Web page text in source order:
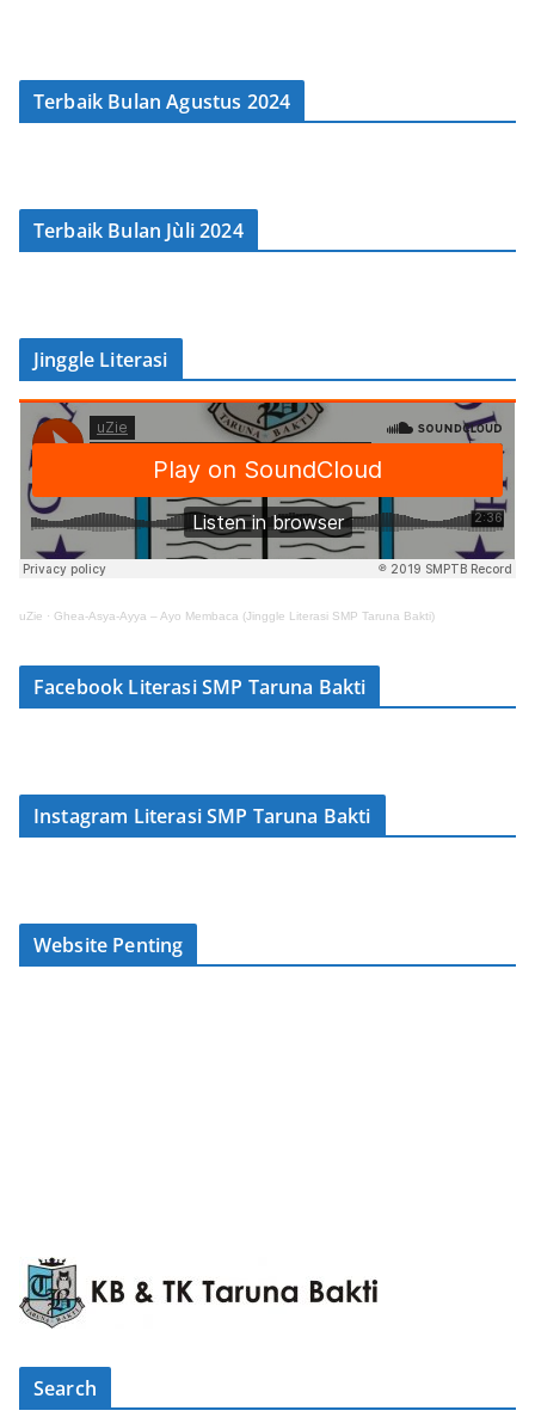
Terbaik Bulan Agustus 2024
Terbaik Bulan Jùli 2024
Jinggle Literasi
uZie · Ghea-Asya-Ayya – Ayo Membaca (Jinggle Literasi SMP Taruna Bakti)
Facebook Literasi SMP Taruna Bakti
Instagram Literasi SMP Taruna Bakti
Website Penting
Search